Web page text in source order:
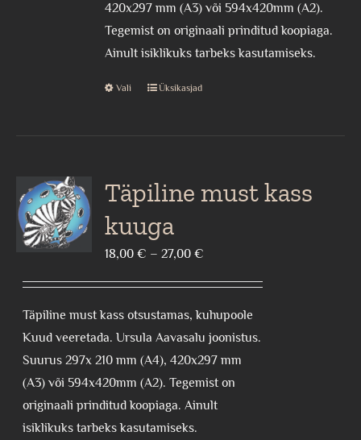
420x297 mm (A3) või 594x420mm (A2).
Tegemist on originaali prinditud koopiaga.
Ainult isiklikuks tarbeks kasutamiseks.
Vali
This
variants.
The
options
may
on
the
product
page
Üksikasjad
Täpiline must kass
kuuga
18,00€ – 27,00€
through
27,00 €
Täpiline must kass otsustamas, kuhupoole
Kuud veeretada. Ursula Aavasalu joonistus.
Suurus 297x 210 mm (A4), 420x297 mm
(A3) või 594x420mm (A2). Tegemist on
originaali prinditud koopiaga. Ainult
isiklikuks tarbeks kasutamiseks.